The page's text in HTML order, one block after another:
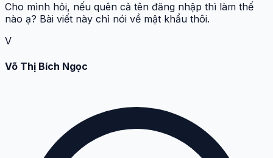
Cho mình hỏi, nếu quên cả tên đăng nhập thì làm thế
nào ạ? Bài viết này chỉ nói về mật khẩu thôi.
V
Võ Thị Bích Ngọc